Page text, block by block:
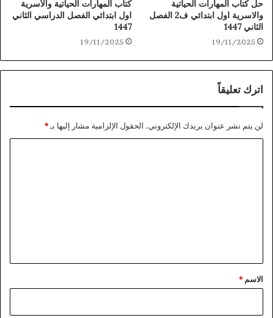
حل كتاب المهارات الحياتية
والاسرية اول ابتدائي ف2 الفصل
الثاني 1447
19/11/2025
كتاب المهارات الحياتية والأسرية
اول ابتدائي الفصل الدراسي الثاني
1447
19/11/2025
اترك تعليقاً
لن يتم نشر عنوان بريدك الإلكتروني. الحقول الإلزامية مشار إليها بـ*
*
الاسم *